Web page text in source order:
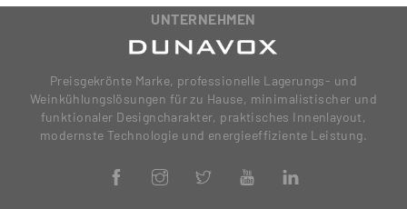
UNTERNEHMEN
Preisgekrönte Marke, professionelle Lagerungs- und
Weinkühlungslösungen für zu Hause, minimalistischer und
funktionaler Designcharakter, praktisches Innenlayout,
modernste Technologie und energieeffiziente Leistung.